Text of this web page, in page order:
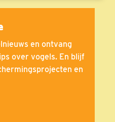
en ontvang
over vogels. En blijf
en